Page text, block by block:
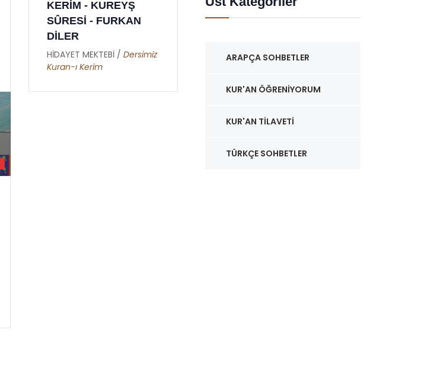
KERİM - KUREYŞ
SÛRESİ - FURKAN
DİLER
HİDAYET MEKTEBİ / Dersimiz
Kuran-ı Kerim
ARAPÇA SOHBETLER
KUR'AN ÖĞRENIYORUM
KUR'AN TILAVETI
TÜRKÇE SOHBETLER